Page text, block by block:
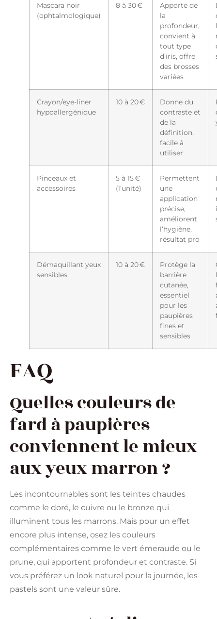
Mascara noir
(ophtalmologique)
8 à 30 €
Apporte de
la
profondeur,
convient à
tout type
d’iris, offre
des brosses
variées
Crayon/eye-liner
hypoallergénique
10 à 20 €
Donne du
contraste et
de la
définition,
facile à
utiliser
Pinceaux et
accessoires
5 à 15 €
(l’unité)
Permettent
une
application
précise,
améliorent
l’hygiène,
résultat pro
Démaquillant yeux
sensibles
10 à 20 €
Protège la
barrière
cutanée,
essentiel
pour les
paupières
fines et
sensibles
FAQ
Quelles couleurs de
fard à paupières
conviennent le mieux
aux yeux marron ?
Les incontournables sont les teintes chaudes
comme le doré, le cuivre ou le bronze qui
illuminent tous les marrons. Mais pour un effet
encore plus intense, osez les couleurs
complémentaires comme le vert émeraude ou le
prune, qui apportent profondeur et contraste. Si
vous préférez un look naturel pour la journée, les
pastels sont une valeur sûre.